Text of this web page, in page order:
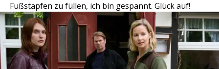
Fußstapfen zu füllen, ich bin gespannt. Glück auf!